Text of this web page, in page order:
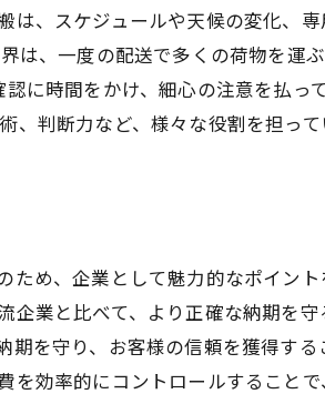
、スケジュールや天候の変化、
は、一度の配送で多くの荷物を運
に時間をかけ、細心の注意を払
判断力など、様々な役割を担って
め、企業として魅力的なポイン
業と比べて、より正確な納期を
を守り、お客様の信頼を獲得す
効率的にコントロールすること